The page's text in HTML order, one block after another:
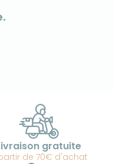
gratuite
de 70€ d'achat